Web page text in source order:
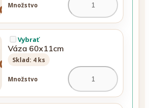
Množstvo
Vybrať
Váza 60x11cm
Sklad: 4 ks
Množstvo